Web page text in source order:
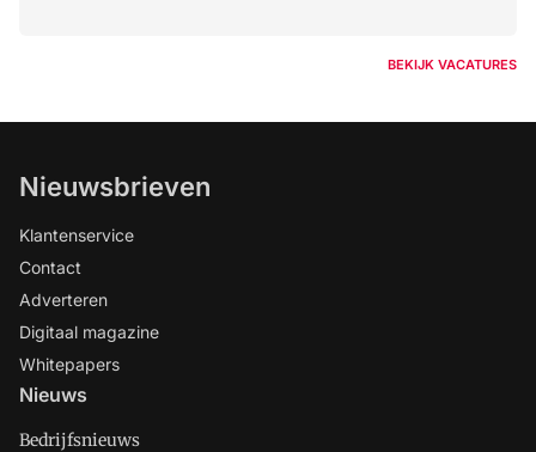
BEKIJK VACATURES
Nieuwsbrieven
Klantenservice
Contact
Adverteren
Digitaal magazine
Whitepapers
Nieuws
Bedrijfsnieuws